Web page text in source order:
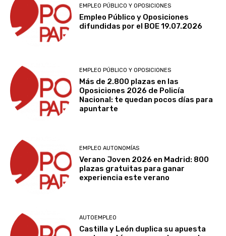
EMPLEO PÚBLICO Y OPOSICIONES
Empleo Público y Oposiciones
difundidas por el BOE 19.07.2026
EMPLEO PÚBLICO Y OPOSICIONES
Más de 2.800 plazas en las
Oposiciones 2026 de Policía
Nacional: te quedan pocos días para
apuntarte
EMPLEO AUTONOMÍAS
Verano Joven 2026 en Madrid: 800
plazas gratuitas para ganar
experiencia este verano
AUTOEMPLEO
Castilla y León duplica su apuesta